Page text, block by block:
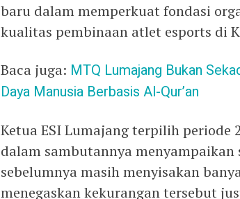
baru dalam memperkuat fondasi
kualitas pembinaan atlet esports di
Baca juga: MTQ Lumajang Bukan
Daya Manusia Berbasis Al-Qur’an
Ketua ESI Lumajang terpilih periode
dalam sambutannya
sebelumnya masih menyisakan
menegaskan kekurangan tersebut